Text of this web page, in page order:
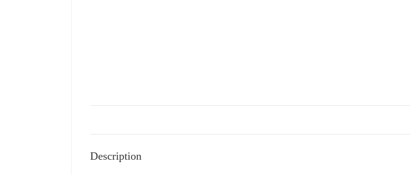
Description